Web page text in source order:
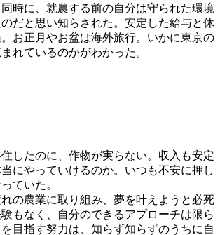
同時に、就農する前の自分は守られた環境
だと思い知らされた。安定した給与と休
お正月やお盆は海外旅行。いかに東京の
れているのかがわかった。
したのに、作物が実らない。収入も安定
にやっていけるのか。いつも不安に押し
ていた。
の農業に取り組み、夢を叶えようと必死
もなく、自分のできるアプローチは限ら
目指す努力は、知らず知らずのうちに自